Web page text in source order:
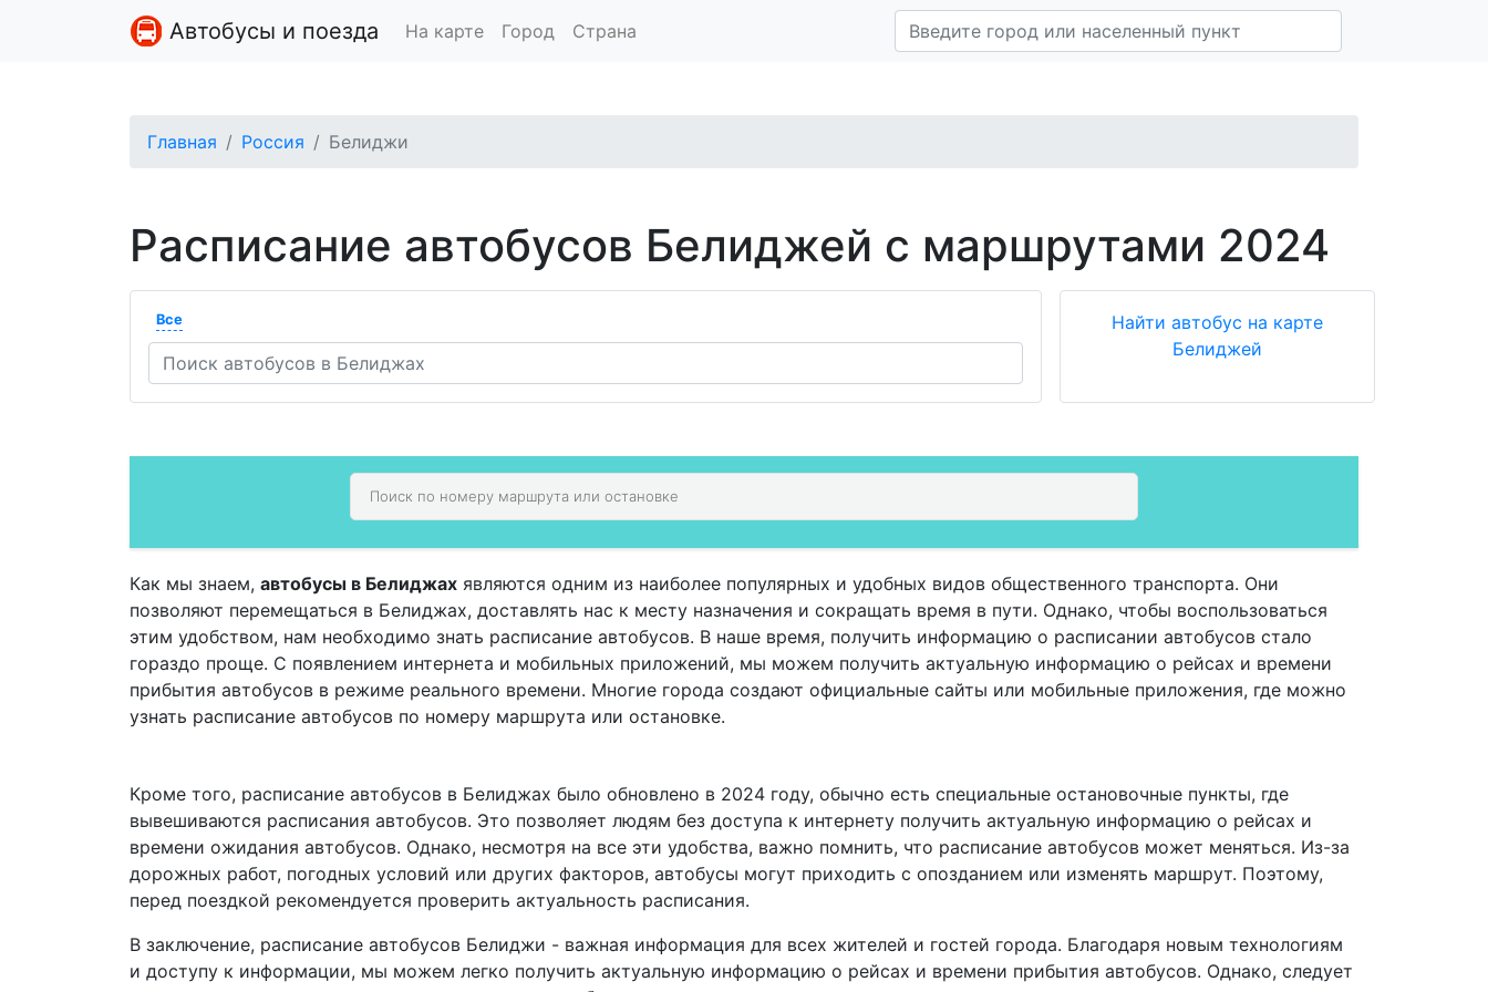
Автобусы и поезда На карте Город Страна
Главная Россия Белиджи
Расписание автобусов Белиджей с маршрутами 2024
Все
Найти автобус на карте
Белиджей
Как мы знаем, автобусы в Белиджах являются одним из наиболее популярных и удобных видов общественного транспорта. Они
позволяют перемещаться в Белиджах, доставлять нас к месту назначения и сокращать время в пути. Однако, чтобы воспользоваться
этим удобством, нам необходимо знать расписание автобусов. В наше время, получить информацию о расписании автобусов стало
гораздо проще. С появлением интернета и мобильных приложений, мы можем получить актуальную информацию о рейсах и времени
прибытия автобусов в режиме реального времени. Многие города создают официальные сайты или мобильные приложения, где можно
узнать расписание автобусов по номеру маршрута или остановке.
Кроме того, расписание автобусов в Белиджах было обновлено в 2024 году, обычно есть специальные остановочные пункты, где
вывешиваются расписания автобусов. Это позволяет людям без доступа к интернету получить актуальную информацию о рейсах и
времени ожидания автобусов. Однако, несмотря на все эти удобства, важно помнить, что расписание автобусов может меняться. Из-за
дорожных работ, погодных условий или других факторов, автобусы могут приходить с опозданием или изменять маршрут. Поэтому,
перед поездкой рекомендуется проверить актуальность расписания.
В заключение, расписание автобусов Белиджи - важная информация для всех жителей и гостей города. Благодаря новым технологиям
и доступу к информации, мы можем легко получить актуальную информацию о рейсах и времени прибытия автобусов. Однако, следует